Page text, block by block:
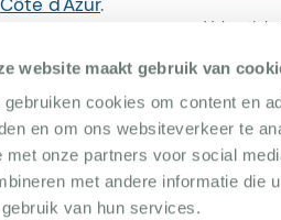
website maakt gebruik van
gebruiken cookies om content en
en om ons websiteverkeer te
met onze partners voor social
met andere informatie die
van hun services.